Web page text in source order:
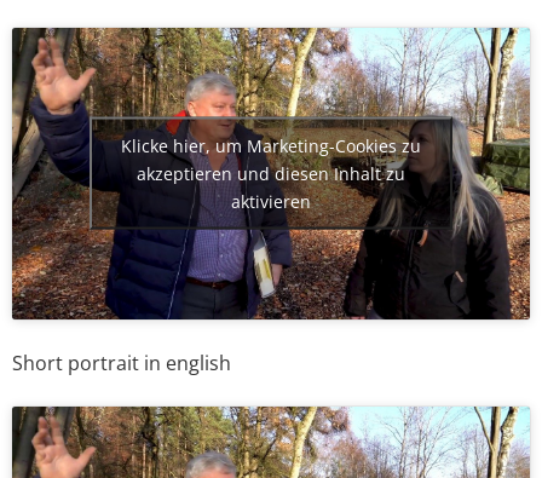
Klicke hier, um Marketing-Cookies zu
akzeptieren und diesen Inhalt zu
aktivieren
Short portrait in english